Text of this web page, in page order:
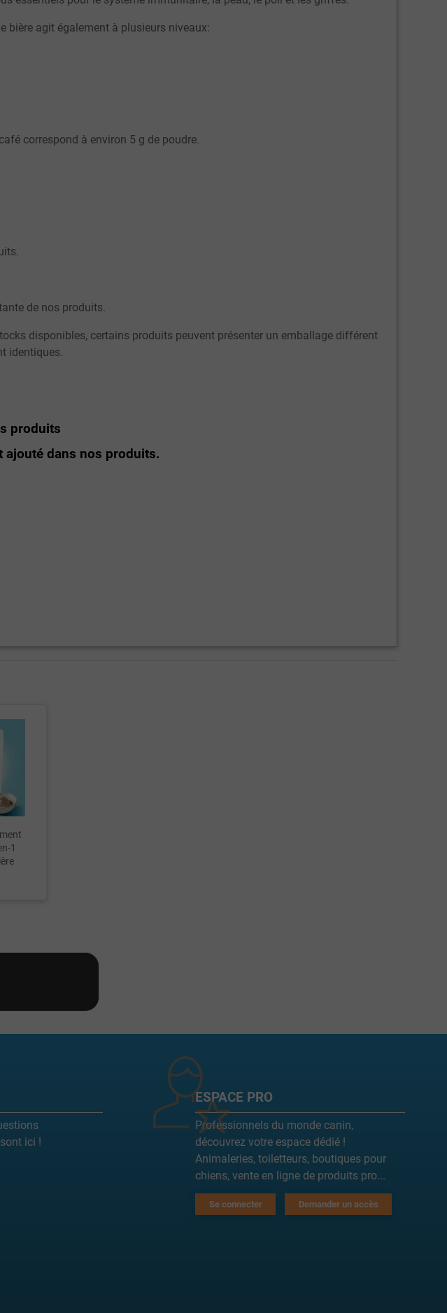
bière agit également à plusieurs niveaux:
correspond à environ 5 g de poudre.
de nos produits.
disponibles, certains produits peuvent présenter un emballage différent
identiques.
produits
ajouté dans nos produits.
1
ici !
ESPACE PRO
Professionnels du monde canin,
découvrez votre espace dédié !
Animaleries, toiletteurs, boutiques pour
chiens, vente en ligne de produits pro...
Se connecter Demander un accès